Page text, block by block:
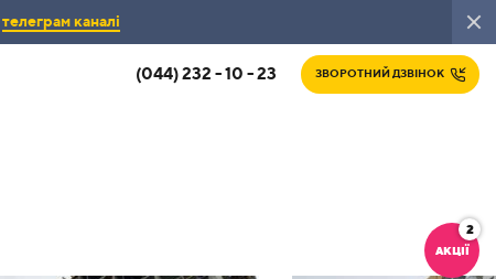
телеграм каналі
(044) 232 - 10 - 23 ЗВОРОТНИЙ ДЗВІНОК
АКЦІЇ
2